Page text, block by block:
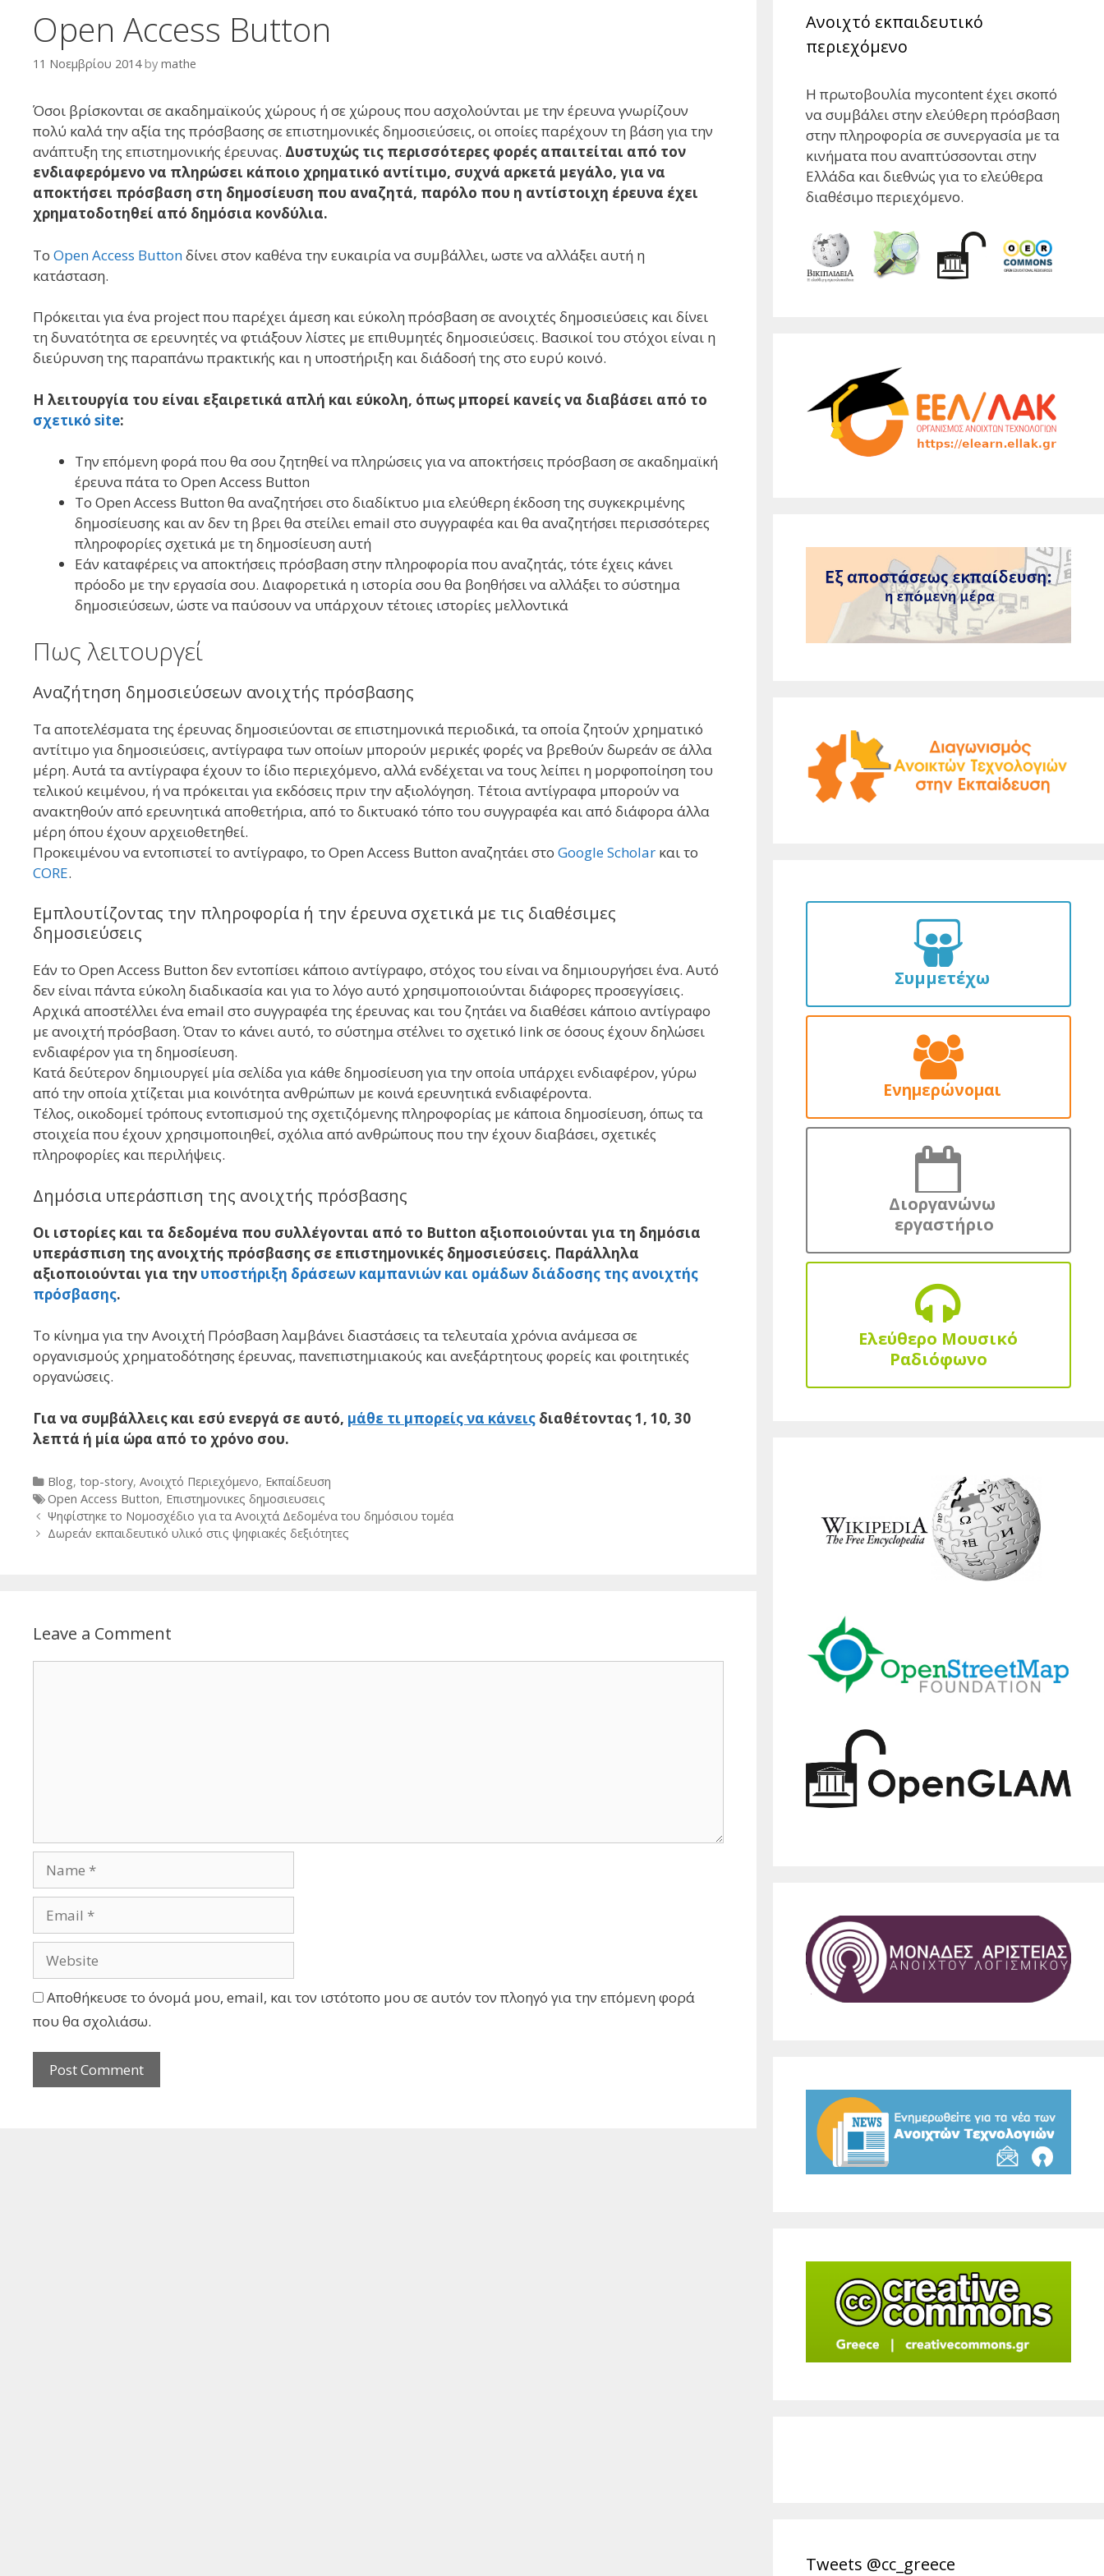
Open Access Button
11 Νοεμβρίου 2014 by mathe
Όσοι βρίσκονται σε ακαδημαϊκούς χώρους ή σε χώρους που ασχολούνται με την έρευνα γνωρίζουν
πολύ καλά την αξία της πρόσβασης σε επιστημονικές δημοσιεύσεις, οι οποίες παρέχουν τη βάση για την
ανάπτυξη της επιστημονικής έρευνας. Δυστυχώς τις περισσότερες φορές απαιτείται από τον
ενδιαφερόμενο να πληρώσει κάποιο χρηματικό αντίτιμο, συχνά αρκετά μεγάλο, για να
αποκτήσει πρόσβαση στη δημοσίευση που αναζητά, παρόλο που η αντίστοιχη έρευνα έχει
χρηματοδοτηθεί από δημόσια κονδύλια.
Το Open Access Buttonδίνει στον καθένα την ευκαιρία να συμβάλλει, ωστε να αλλάξει αυτή η
κατάσταση.
Πρόκειται για ένα project που παρέχει άμεση και εύκολη πρόσβαση σε ανοιχτές δημοσιεύσεις και δίνει
τη δυνατότητα σε ερευνητές να φτιάξουν λίστες με επιθυμητές δημοσιεύσεις. Βασικοί του στόχοι είναι η
διεύρυνση της παραπάνω πρακτικής και η υποστήριξη και διάδοσή της στο ευρύ κοινό.
Η λειτουργία του είναι εξαιρετικά απλή και εύκολη, όπως μπορεί κανείς να διαβάσει από το
σχετικό site:
Την επόμενη φορά που θα σου ζητηθεί να πληρώσεις για να αποκτήσεις πρόσβαση σε ακαδημαϊκή
έρευνα πάτα το Open Access Button
Το Open Access Button θα αναζητήσει στο διαδίκτυο μια ελεύθερη έκδοση της συγκεκριμένης
δημοσίευσης και αν δεν τη βρει θα στείλει email στο συγγραφέα και θα αναζητήσει περισσότερες
πληροφορίες σχετικά με τη δημοσίευση αυτή
Εάν καταφέρεις να αποκτήσεις πρόσβαση στην πληροφορία που αναζητάς, τότε έχεις κάνει
πρόοδο με την εργασία σου. Διαφορετικά η ιστορία σου θα βοηθήσει να αλλάξει το σύστημα
δημοσιεύσεων, ώστε να παύσουν να υπάρχουν τέτοιες ιστορίες μελλοντικά
Πως λειτουργεί
Αναζήτηση δημοσιεύσεων ανοιχτής πρόσβασης
Τα αποτελέσματα της έρευνας δημοσιεύονται σε επιστημονικά περιοδικά, τα οποία ζητούν χρηματικό
αντίτιμο για δημοσιεύσεις, αντίγραφα των οποίων μπορούν μερικές φορές να βρεθούν δωρεάν σε άλλα
μέρη. Αυτά τα αντίγραφα έχουν το ίδιο περιεχόμενο, αλλά ενδέχεται να τους λείπει η μορφοποίηση του
τελικού κειμένου, ή να πρόκειται για εκδόσεις πριν την αξιολόγηση. Τέτοια αντίγραφα μπορούν να
ανακτηθούν από ερευνητικά αποθετήρια, από το δικτυακό τόπο του συγγραφέα και από διάφορα άλλα
μέρη όπου έχουν αρχειοθετηθεί.
Προκειμένου να εντοπιστεί το αντίγραφο, το Open Access Button αναζητάει στο Google Scholar και το
CORE.
Εμπλουτίζοντας την πληροφορία ή την έρευνα σχετικά με τις διαθέσιμες
δημοσιεύσεις
Εάν το Open Access Button δεν εντοπίσει κάποιο αντίγραφο, στόχος του είναι να δημιουργήσει ένα. Αυτό
δεν είναι πάντα εύκολη διαδικασία και για το λόγο αυτό χρησιμοποιούνται διάφορες προσεγγίσεις.
Αρχικά αποστέλλει ένα email στο συγγραφέα της έρευνας και του ζητάει να διαθέσει κάποιο αντίγραφο
με ανοιχτή πρόσβαση. Όταν το κάνει αυτό, το σύστημα στέλνει το σχετικό link σε όσους έχουν δηλώσει
ενδιαφέρον για τη δημοσίευση.
Κατά δεύτερον δημιουργεί μία σελίδα για κάθε δημοσίευση για την οποία υπάρχει ενδιαφέρον, γύρω
από την οποία χτίζεται μια κοινότητα ανθρώπων με κοινά ερευνητικά ενδιαφέροντα.
Τέλος, οικοδομεί τρόπους εντοπισμού της σχετιζόμενης πληροφορίας με κάποια δημοσίευση, όπως τα
στοιχεία που έχουν χρησιμοποιηθεί, σχόλια από ανθρώπους που την έχουν διαβάσει, σχετικές
πληροφορίες και περιλήψεις.
Δημόσια υπεράσπιση της ανοιχτής πρόσβασης
Οι ιστορίες και τα δεδομένα που συλλέγονται από το Button αξιοποιούνται για τη δημόσια
υπεράσπιση της ανοιχτής πρόσβασης σε επιστημονικές δημοσιεύσεις. Παράλληλα
αξιοποιούνται για την υποστήριξη δράσεων καμπανιών και ομάδων διάδοσης της ανοιχτής
πρόσβασης.
Το κίνημα για την Ανοιχτή Πρόσβαση λαμβάνει διαστάσεις τα τελευταία χρόνια ανάμεσα σε
οργανισμούς χρηματοδότησης έρευνας, πανεπιστημιακούς και ανεξάρτητους φορείς και φοιτητικές
οργανώσεις.
Για να συμβάλλεις και εσύ ενεργά σε αυτό, μάθε τι μπορείς να κάνεις διαθέτοντας 1, 10, 30
λεπτά ή μία ώρα από το χρόνο σου.
Categories
Blog, top-story, Ανοιχτό Περιεχόμενο, Εκπαίδευση
Tags
Open Access Button, Επιστημονικες δημοσιευσεις
Post
navigation
Ψηφίστηκε το Νομοσχέδιο για τα Ανοιχτά Δεδομένα του δημόσιου τομέα
Δωρεάν εκπαιδευτικό υλικό στις ψηφιακές δεξιότητες
Leave a Comment
Αποθήκευσε το όνομά μου, email, και τον ιστότοπο μου σε αυτόν τον πλοηγό για την επόμενη φορά
που θα σχολιάσω.
Ανοιχτό εκπαιδευτικό
περιεχόμενο
Η πρωτοβουλία mycontent έχει σκοπό
να συμβάλει στην ελεύθερη πρόσβαση
στην πληροφορία σε συνεργασία με τα
κινήματα που αναπτύσσονται στην
Ελλάδα και διεθνώς για το ελεύθερα
διαθέσιμο περιεχόμενο.
Συμμετέχω
Ενημερώνομαι
Διοργανώνω
εργαστήριο
Ελεύθερο Μουσικό
Ραδιόφωνο
Tweets @cc_greece